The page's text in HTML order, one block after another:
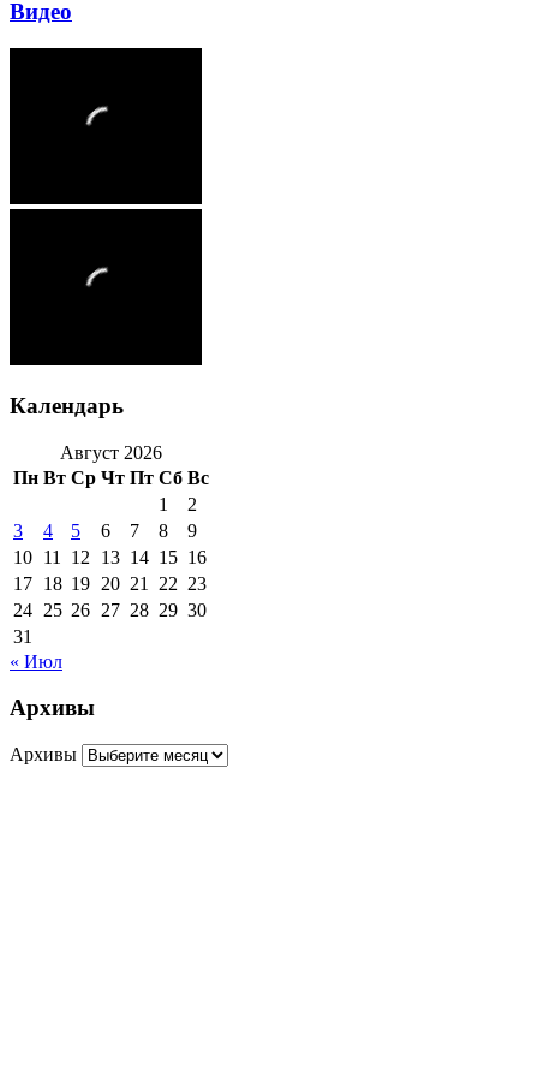
Видео
Календарь
Август 2026
Пн Вт Ср Чт Пт Сб Вс
1
2
3
4 5 6 7 8
9
10 11 12 13 14 15 16
17 18 19 20 21 22 23
24 25 26 27 28 29 30
31
« Июл
Архивы
Архивы